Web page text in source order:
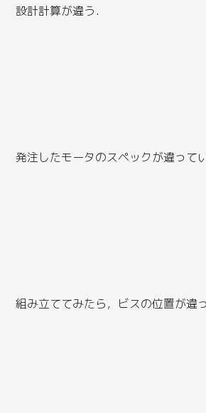
設計計算が違う．
発注したモータのスペックが違ってい
組み立ててみたら，ビスの位置が違